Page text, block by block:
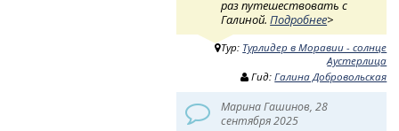
раз путешествовать с
Галиной.Подробнее>
Тур: Турлидер в Моравии - солнце
Аустерлица
Гид:Галина Добровольская
Марина Гашинов, 28
сентября 2025